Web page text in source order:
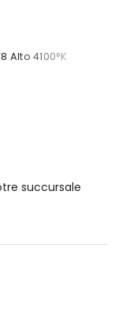
Alto 4100°K
succursale